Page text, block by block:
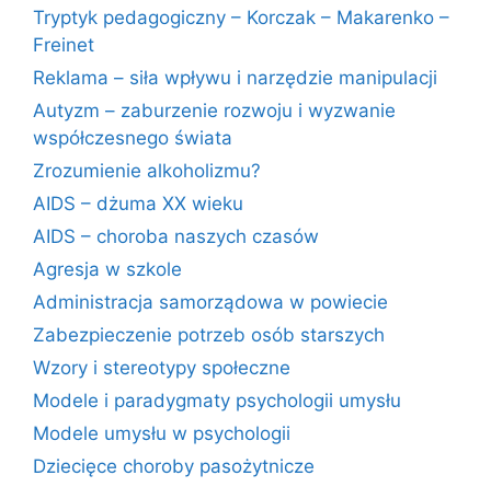
Tryptyk pedagogiczny – Korczak – Makarenko –
Freinet
Reklama – siła wpływu i narzędzie manipulacji
Autyzm – zaburzenie rozwoju i wyzwanie
współczesnego świata
Zrozumienie alkoholizmu?
AIDS – dżuma XX wieku
AIDS – choroba naszych czasów
Agresja w szkole
Administracja samorządowa w powiecie
Zabezpieczenie potrzeb osób starszych
Wzory i stereotypy społeczne
Modele i paradygmaty psychologii umysłu
Modele umysłu w psychologii
Dziecięce choroby pasożytnicze